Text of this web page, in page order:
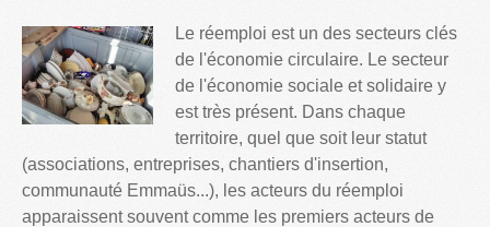
Le réemploi est un des secteurs clés
de l'économie circulaire. Le secteur
de l'économie sociale et solidaire y
est très présent. Dans chaque
territoire, quel que soit leur statut
(associations, entreprises, chantiers d'insertion,
communauté Emmaüs...), les acteurs du réemploi
apparaissent souvent comme les premiers acteurs de